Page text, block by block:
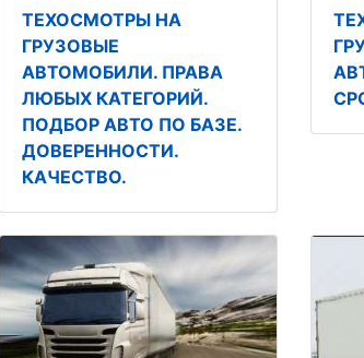
ТЕХОСМОТРЫ НА
ГРУЗОВЫЕ
АВТОМОБИЛИ. ПРАВА
ЛЮБЫХ КАТЕГОРИЙ.
ПОДБОР АВТО ПО БАЗЕ.
ДОВЕРЕННОСТИ.
КАЧЕСТВО.